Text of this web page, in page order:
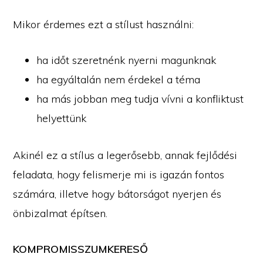
Mikor érdemes ezt a stílust használni:
ha időt szeretnénk nyerni magunknak
ha egyáltalán nem érdekel a téma
ha más jobban meg tudja vívni a konfliktust
helyettünk
Akinél ez a stílus a legerősebb, annak fejlődési
feladata, hogy felismerje mi is igazán fontos
számára, illetve hogy bátorságot nyerjen és
önbizalmat építsen.
KOMPROMISSZUMKERESŐ